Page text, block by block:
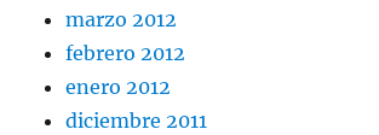
marzo 2012
febrero 2012
enero 2012
diciembre 2011